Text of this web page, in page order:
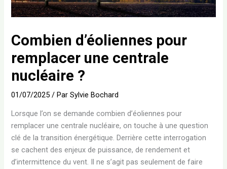
Combien d’éoliennes pour
remplacer une centrale
nucléaire ?
01/07/2025/ ParSylvie Bochard
Lorsque l’on se demande combien d’éoliennes pour
remplacer une centrale nucléaire, on touche à une question
clé de la transition énergétique. Derrière cette interrogation
se cachent des enjeux de puissance, de rendement et
d’intermittence du vent. Il ne s’agit pas seulement de faire